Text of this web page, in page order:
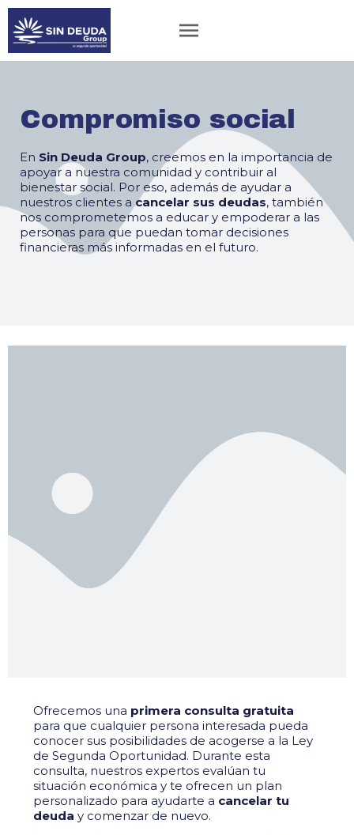
Compromiso social
En Sin Deuda Group, creemos en la importancia de
apoyar a nuestra comunidad y contribuir al
bienestar social. Por eso, además de ayudar a
nuestros clientes a cancelar sus deudas, también
nos comprometemos a educar y empoderar a las
personas para que puedan tomar decisiones
financieras más informadas en el futuro.
Ofrecemos una primera consulta gratuita
para que cualquier persona interesada pueda
conocer sus posibilidades de acogerse a la Ley
de Segunda Oportunidad. Durante esta
consulta, nuestros expertos evalúan tu
situación económica y te ofrecen un plan
personalizado para ayudarte a cancelar tu
deuda y comenzar de nuevo.